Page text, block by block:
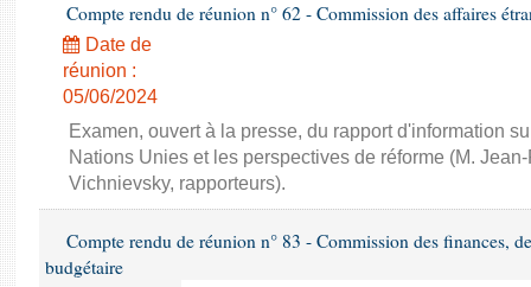
Compte rendu de réunion n° 62 - Commission des affaires
Date de
réunion :
05/06/2024
Examen, ouvert à la presse, du rapport d'information
Nations Unies et les perspectives de réforme (M.
Vichnievsky, rapporteurs).
Compte rendu de réunion n° 83 - Commission des finances,
budgétaire